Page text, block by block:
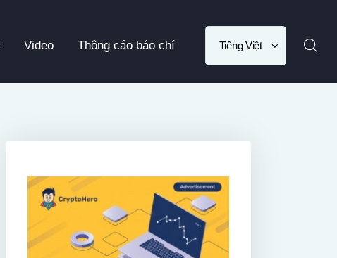
Video Thông cáo báo chí